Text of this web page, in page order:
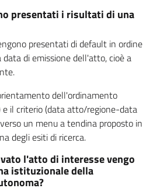
presentati i risultati di una
presentati di default in ordine
di emissione dell'atto, cioè a
dell'ordinamento
e il criterio (data atto/regione-data
un menu a tendina proposto in
degli esiti di ricerca.
l'atto di interesse vengo
istituzionale della